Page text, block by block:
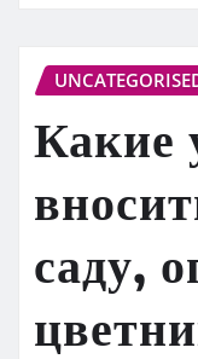
Какие
саду,